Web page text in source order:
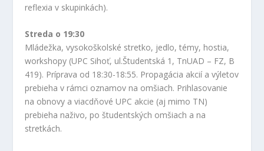
reflexia v skupinkách).
Streda o 19:30
Mládežka, vysokoškolské stretko, jedlo, témy, hostia,
workshopy (UPC Sihoť, ul.Študentská 1, TnUAD – FZ, B
419). Príprava od 18:30-18:55. Propagácia akcií a výletov
prebieha v rámci oznamov na omšiach. Prihlasovanie
na obnovy a viacdňové UPC akcie (aj mimo TN)
prebieha naživo, po študentských omšiach a na
stretkách.